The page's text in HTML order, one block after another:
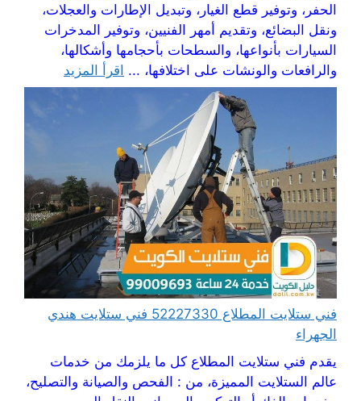
الحفر، وتوفير قطع الغيار، وتبديل الإطارات والعجلات،
ونقل البضائع، وتقديم أمهر الفنيين، وتوفير المدخرات
السيارات بأنواعها، والسطحات بأحجامها وأشكالها،
والرافعات والونشات على اختلافها، ... اقرأ المزيد
فني ستلايت المطلاع 52227330 فني ستلايت هندي
الجهراء
يقدم فني ستلايت المطلاع كل ما يلزمك من خدمات
عالم الستلايت المميزة، من : الفحص والصيانة والتصليح،